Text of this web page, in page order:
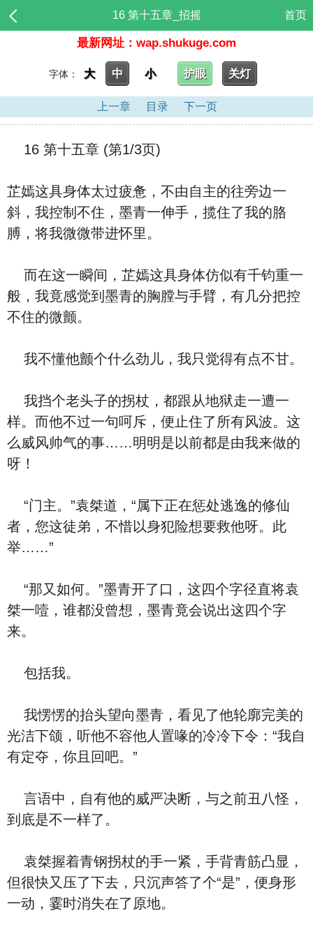
16 第十五章_招摇 首页
最新网址：wap.shukuge.com
字体： 大 中 小 护眼 关灯
上一章 目录 下一页
16 第十五章 (第1/3页)
芷嫣这具身体太过疲惫，不由自主的往旁边一
斜，我控制不住，墨青一伸手，揽住了我的胳
膊，将我微微带进怀里。
而在这一瞬间，芷嫣这具身体仿似有千钧重一
般，我竟感觉到墨青的胸膛与手臂，有几分把控
不住的微颤。
我不懂他颤个什么劲儿，我只觉得有点不甘。
我挡个老头子的拐杖，都跟从地狱走一遭一
样。而他不过一句呵斥，便止住了所有风波。这
么威风帅气的事……明明是以前都是由我来做的
呀！
“门主。”袁桀道，“属下正在惩处逃逸的修仙
者，您这徒弟，不惜以身犯险想要救他呀。此
举……”
“那又如何。”墨青开了口，这四个字径直将袁
桀一噎，谁都没曾想，墨青竟会说出这四个字
来。
包括我。
我愣愣的抬头望向墨青，看见了他轮廓完美的
光洁下颌，听他不容他人置喙的冷冷下令：“我自
有定夺，你且回吧。”
言语中，自有他的威严决断，与之前丑八怪，
到底是不一样了。
袁桀握着青钢拐杖的手一紧，手背青筋凸显，
但很快又压了下去，只沉声答了个“是”，便身形
一动，霎时消失在了原地。